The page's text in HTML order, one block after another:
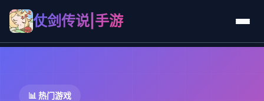
仗剑传说|手游
📊 热门游戏